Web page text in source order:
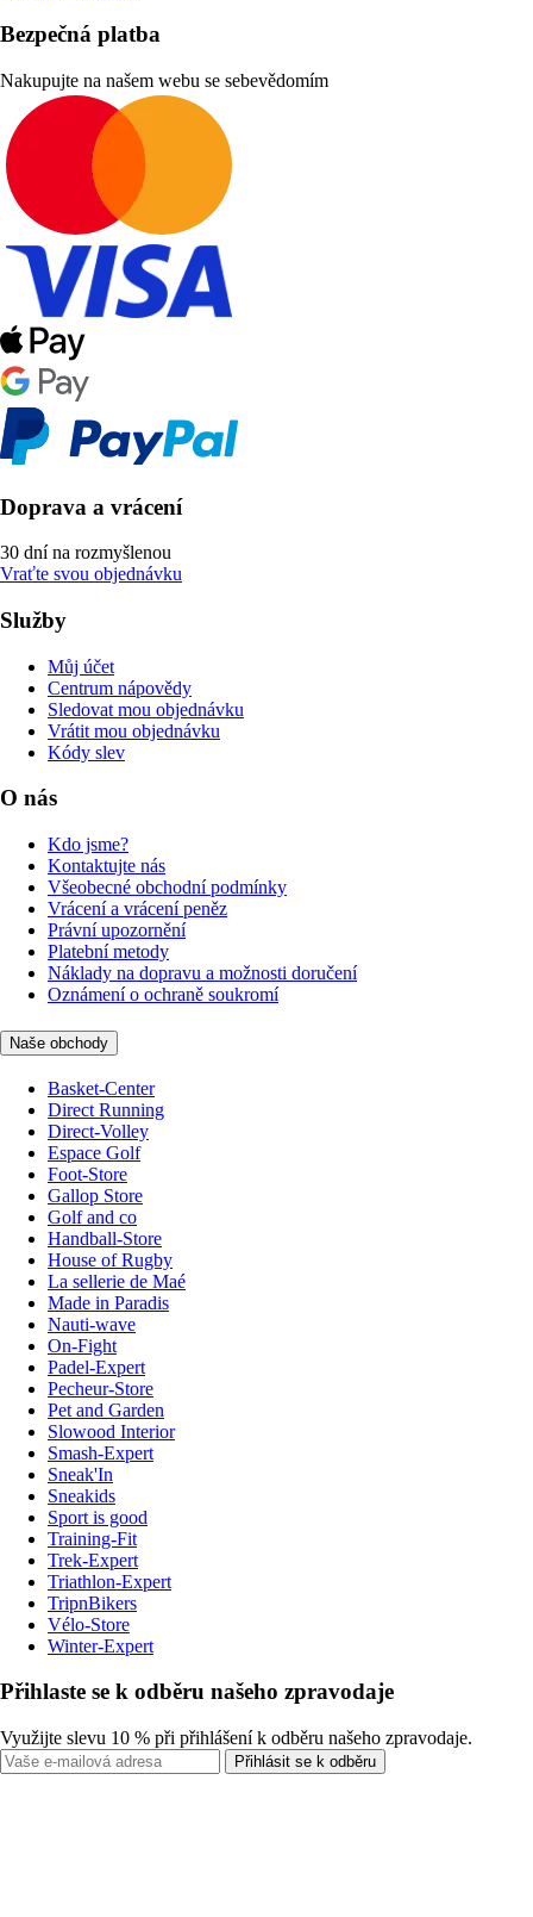
Bezpečná platba
Nakupujte na našem webu se sebevědomím
Doprava a vrácení
30 dní na rozmyšlenou
Vraťte svou objednávku
Služby
Můj účet
Centrum nápovědy
Sledovat mou objednávku
Vrátit mou objednávku
Kódy slev
O nás
Kdo jsme?
Kontaktujte nás
Všeobecné obchodní podmínky
Vrácení a vrácení peněz
Právní upozornění
Platební metody
Náklady na dopravu a možnosti doručení
Oznámení o ochraně soukromí
Naše obchody
Basket-Center
Direct Running
Direct-Volley
Espace Golf
Foot-Store
Gallop Store
Golf and co
Handball-Store
House of Rugby
La sellerie de Maé
Made in Paradis
Nauti-wave
On-Fight
Padel-Expert
Pecheur-Store
Pet and Garden
Slowood Interior
Smash-Expert
Sneak'In
Sneakids
Sport is good
Training-Fit
Trek-Expert
Triathlon-Expert
TripnBikers
Vélo-Store
Winter-Expert
Přihlaste se k odběru našeho zpravodaje
Využijte slevu 10 % při přihlášení k odběru našeho zpravodaje.
Přihlásit se k odběru